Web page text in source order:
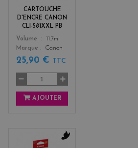
CARTOUCHE
D'ENCRE CANON
CLI-581XXL PB
Color
Volume
11.7ml
Marque
Canon
25,90 € TTC
AJOUTER